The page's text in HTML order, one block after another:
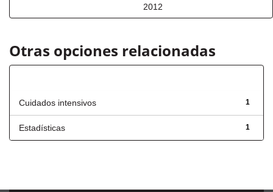
2012
Otras opciones relacionadas
1
Cuidados intensivos
1
Estadísticas